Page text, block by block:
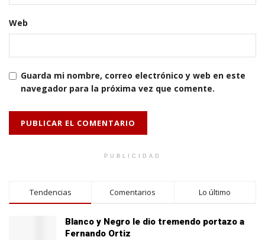
Web
Guarda mi nombre, correo electrónico y web en este
navegador para la próxima vez que comente.
PUBLICIDAD
Tendencias Comentarios Lo último
Blanco y Negro le dio tremendo portazo a
Fernando Ortiz